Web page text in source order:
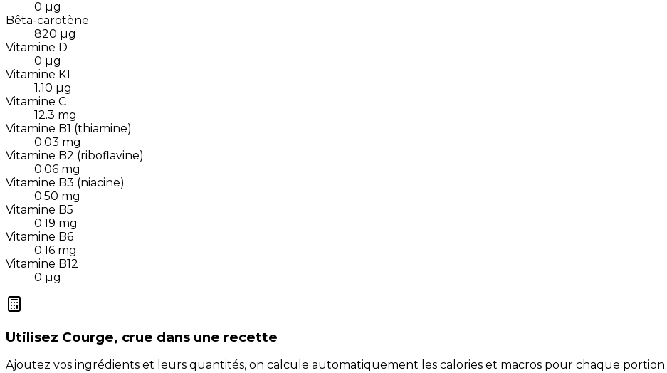
0 µg
Bêta-carotène
820 µg
Vitamine D
0 µg
Vitamine K1
1.10 µg
Vitamine C
12.3 mg
Vitamine B1 (thiamine)
0.03 mg
Vitamine B2 (riboflavine)
0.06 mg
Vitamine B3 (niacine)
0.50 mg
Vitamine B5
0.19 mg
Vitamine B6
0.16 mg
Vitamine B12
0 µg
Utilisez Courge, crue dans une recette
Ajoutez vos ingrédients et leurs quantités, on calcule automatiquement les calories et macros pour chaque portion.